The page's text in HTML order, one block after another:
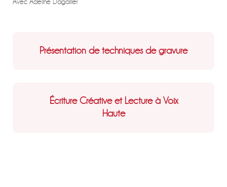
Présentation de techniques de gravure
Écriture Créative et Lecture à Voix
Haute